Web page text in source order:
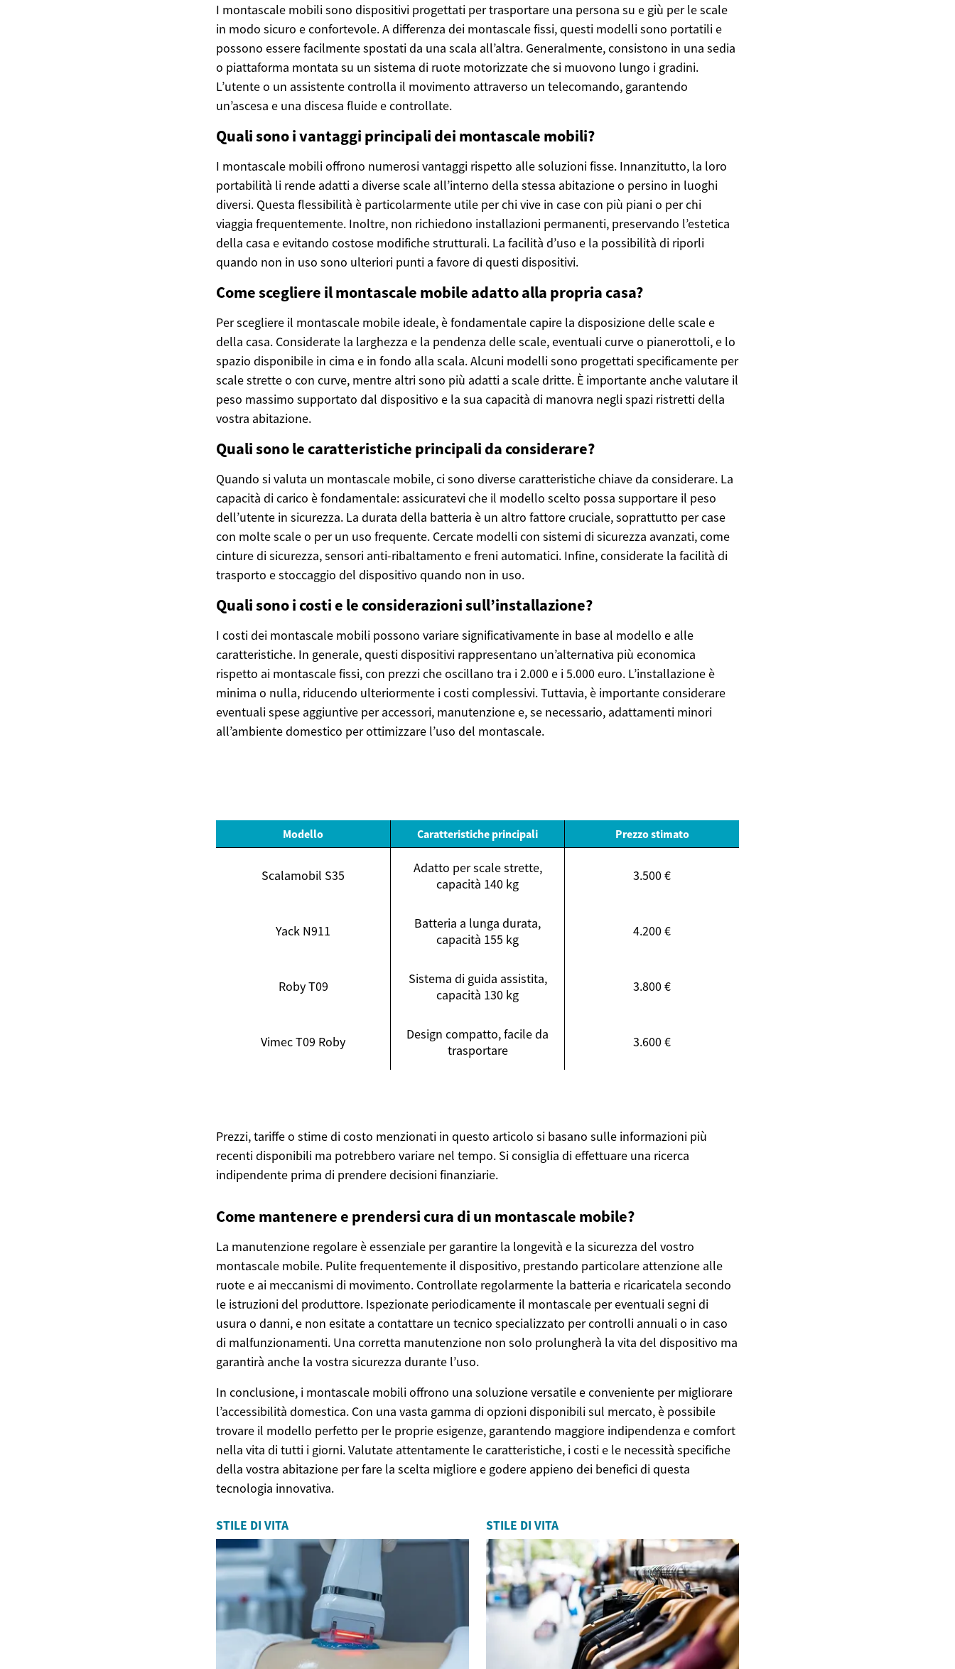
I montascale mobili sono dispositivi progettati per trasportare una persona su e giù per le scale
in modo sicuro e confortevole. A differenza dei montascale fissi, questi modelli sono portatili e
possono essere facilmente spostati da una scala all’altra. Generalmente, consistono in una sedia
o piattaforma montata su un sistema di ruote motorizzate che si muovono lungo i gradini.
L’utente o un assistente controlla il movimento attraverso un telecomando, garantendo
un’ascesa e una discesa fluide e controllate.
Quali sono i vantaggi principali dei montascale mobili?
I montascale mobili offrono numerosi vantaggi rispetto alle soluzioni fisse. Innanzitutto, la loro
portabilità li rende adatti a diverse scale all’interno della stessa abitazione o persino in luoghi
diversi. Questa flessibilità è particolarmente utile per chi vive in case con più piani o per chi
viaggia frequentemente. Inoltre, non richiedono installazioni permanenti, preservando l’estetica
della casa e evitando costose modifiche strutturali. La facilità d’uso e la possibilità di riporli
quando non in uso sono ulteriori punti a favore di questi dispositivi.
Come scegliere il montascale mobile adatto alla propria casa?
Per scegliere il montascale mobile ideale, è fondamentale capire la disposizione delle scale e
della casa. Considerate la larghezza e la pendenza delle scale, eventuali curve o pianerottoli, e lo
spazio disponibile in cima e in fondo alla scala. Alcuni modelli sono progettati specificamente per
scale strette o con curve, mentre altri sono più adatti a scale dritte. È importante anche valutare il
peso massimo supportato dal dispositivo e la sua capacità di manovra negli spazi ristretti della
vostra abitazione.
Quali sono le caratteristiche principali da considerare?
Quando si valuta un montascale mobile, ci sono diverse caratteristiche chiave da considerare. La
capacità di carico è fondamentale: assicuratevi che il modello scelto possa supportare il peso
dell’utente in sicurezza. La durata della batteria è un altro fattore cruciale, soprattutto per case
con molte scale o per un uso frequente. Cercate modelli con sistemi di sicurezza avanzati, come
cinture di sicurezza, sensori anti-ribaltamento e freni automatici. Infine, considerate la facilità di
trasporto e stoccaggio del dispositivo quando non in uso.
Quali sono i costi e le considerazioni sull’installazione?
I costi dei montascale mobili possono variare significativamente in base al modello e alle
caratteristiche. In generale, questi dispositivi rappresentano un’alternativa più economica
rispetto ai montascale fissi, con prezzi che oscillano tra i 2.000 e i 5.000 euro. L’installazione è
minima o nulla, riducendo ulteriormente i costi complessivi. Tuttavia, è importante considerare
eventuali spese aggiuntive per accessori, manutenzione e, se necessario, adattamenti minori
all’ambiente domestico per ottimizzare l’uso del montascale.
Modello Caratteristiche principali Prezzo stimato
Scalamobil S35
Adatto per scale strette,
capacità 140 kg
3.500 €
Yack N911
Batteria a lunga durata,
capacità 155 kg
4.200 €
Roby T09
Sistema di guida assistita,
capacità 130 kg
3.800 €
Vimec T09 Roby
Design compatto, facile da
trasportare
3.600 €
Prezzi, tariffe o stime di costo menzionati in questo articolo si basano sulle informazioni più
recenti disponibili ma potrebbero variare nel tempo. Si consiglia di effettuare una ricerca
indipendente prima di prendere decisioni finanziarie.
Come mantenere e prendersi cura di un montascale mobile?
La manutenzione regolare è essenziale per garantire la longevità e la sicurezza del vostro
montascale mobile. Pulite frequentemente il dispositivo, prestando particolare attenzione alle
ruote e ai meccanismi di movimento. Controllate regolarmente la batteria e ricaricatela secondo
le istruzioni del produttore. Ispezionate periodicamente il montascale per eventuali segni di
usura o danni, e non esitate a contattare un tecnico specializzato per controlli annuali o in caso
di malfunzionamenti. Una corretta manutenzione non solo prolungherà la vita del dispositivo ma
garantirà anche la vostra sicurezza durante l’uso.
In conclusione, i montascale mobili offrono una soluzione versatile e conveniente per migliorare
l’accessibilità domestica. Con una vasta gamma di opzioni disponibili sul mercato, è possibile
trovare il modello perfetto per le proprie esigenze, garantendo maggiore indipendenza e comfort
nella vita di tutti i giorni. Valutate attentamente le caratteristiche, i costi e le necessità specifiche
della vostra abitazione per fare la scelta migliore e godere appieno dei benefici di questa
tecnologia innovativa.
STILE DI VITA STILE DI VITA